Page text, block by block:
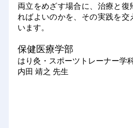
両立をめざす場合に、治療と復
ればよいのかを、その実践を交
います。
保健医療学部
はり灸・スポーツトレーナー学
内田 靖之 先生